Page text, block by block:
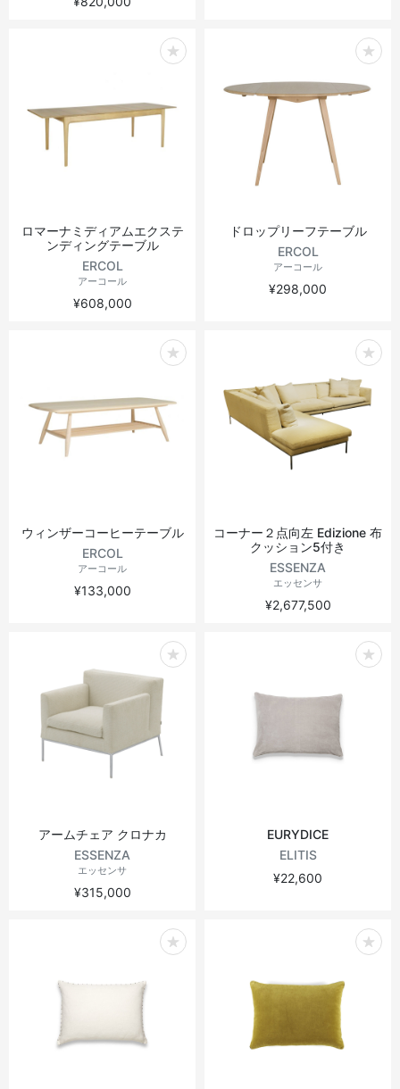
ロマーナミディアムエクステ
ンディングテーブル
ERCOL
アーコール
¥608,000
ドロップリーフテーブル
ERCOL
アーコール
¥298,000
ウィンザーコーヒーテーブル
ERCOL
アーコール
¥133,000
コーナー２点向左 Edizione 布
クッション5付き
ESSENZA
エッセンサ
¥2,677,500
アームチェア クロナカ
ESSENZA
エッセンサ
¥315,000
EURYDICE
ELITIS
¥22,600